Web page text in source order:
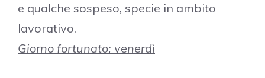
e qualche sospeso, specie in ambito
lavorativo.
Giorno fortunato: venerdì